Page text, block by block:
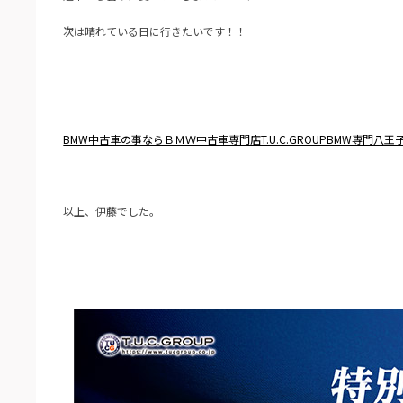
次は晴れている日に行きたいです！！
BMW中古車の事ならＢＭＷ中古車専門店T.U.C.GROUPBMW専門八王
以上、伊藤でした。